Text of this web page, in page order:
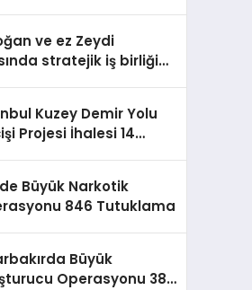
ve ez Zeydi
stratejik iş birliği
Kuzey Demir Yolu
Projesi İhalesi 14
Büyük Narkotik
846 Tutuklama
Büyük
Operasyonu 387